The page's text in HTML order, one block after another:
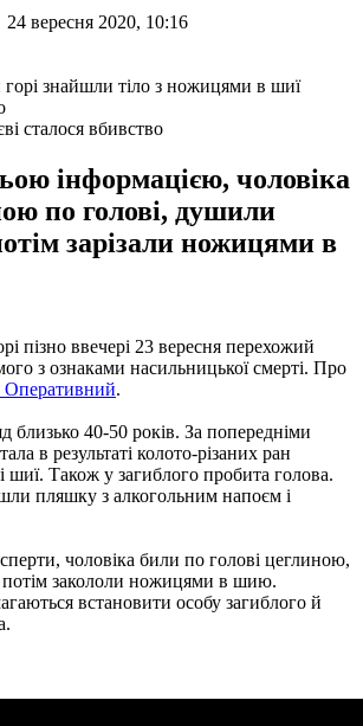
вересня 2020, 10:16
сталося вбивство
інформацією, чоловіка
по голові, душили
зарізали ножицями в
пізно ввечері 23 вересня перехожий
з ознаками насильницької смерті. Про
Оперативний.
близько 40-50 років. За попередніми
в результаті колото-різаних ран
шиї. Також у загиблого пробита голова.
пляшку з алкогольним напоєм і
чоловіка били по голові цеглиною,
закололи ножицями в шию.
встановити особу загиблого й